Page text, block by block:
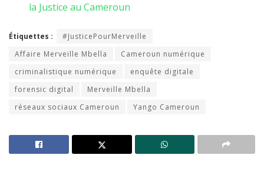
la Justice au Cameroun
Étiquettes :
#JusticePourMerveille
Affaire Merveille Mbella
Cameroun numérique
criminalistique numérique
enquête digitale
forensic digital
Merveille Mbella
réseaux sociaux Cameroun
Yango Cameroun